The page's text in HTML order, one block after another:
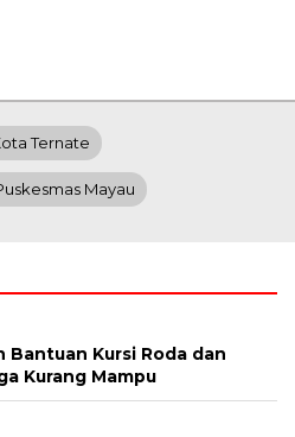
Ternate
Mayau
Bantuan Kursi Roda dan
Kurang Mampu